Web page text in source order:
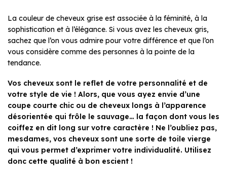
La couleur de cheveux grise est associée à la féminité, à la
sophistication et à l’élégance. Si vous avez les cheveux gris,
sachez que l’on vous admire pour votre différence et que l’on
vous considère comme des personnes à la pointe de la
tendance.
Vos cheveux sont le reflet de votre personnalité et de
votre style de vie ! Alors, que vous ayez envie d’une
coupe courte chic ou de cheveux longs à l’apparence
désorientée qui frôle le sauvage… la façon dont vous les
coiffez en dit long sur votre caractère ! Ne l’oubliez pas,
mesdames, vos cheveux sont une sorte de toile vierge
qui vous permet d’exprimer votre individualité. Utilisez
donc cette qualité à bon escient !